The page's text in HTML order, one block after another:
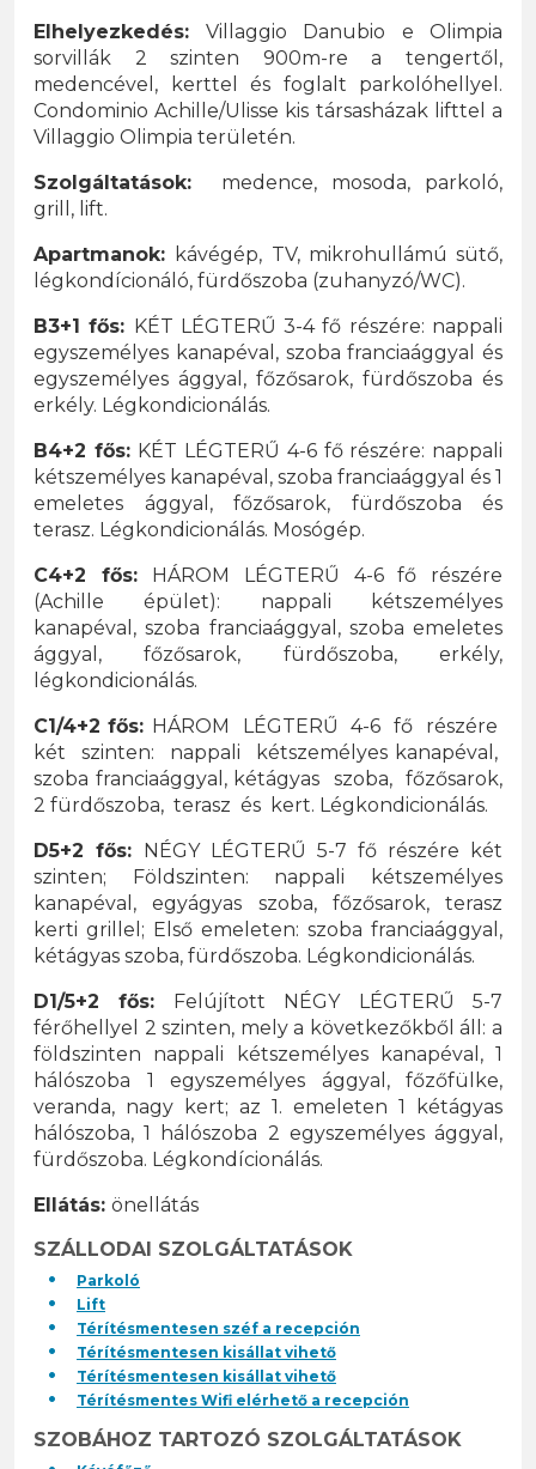
Elhelyezkedés: Villaggio Danubio e Olimpia
sorvillák 2 szinten 900m-re a tengertől,
medencével, kerttel és foglalt parkolóhellyel.
Condominio Achille/Ulisse kis társasházak lifttel a
Villaggio Olimpia területén.
Szolgáltatások:
medence, mosoda, parkoló,
grill, lift.
Apartmanok: kávégép, TV, mikrohullámú sütő,
légkondícionáló, fürdőszoba (zuhanyzó/WC).
B3+1 fős: KÉT LÉGTERŰ 3-4 fő részére: nappali
egyszemélyes kanapéval, szoba franciaággyal és
egyszemélyes ággyal, főzősarok, fürdőszoba és
erkély. Légkondicionálás.
B4+2 fős: KÉT LÉGTERŰ 4-6 fő részére: nappali
kétszemélyes kanapéval, szoba franciaággyal és 1
emeletes ággyal, főzősarok, fürdőszoba és
terasz. Légkondicionálás. Mosógép.
C4+2 fős: HÁROM LÉGTERŰ 4-6 fő részére
(Achille épület): nappali kétszemélyes
kanapéval, szoba franciaággyal, szoba emeletes
ággyal, főzősarok, fürdőszoba, erkély,
légkondicionálás.
C1/4+2 fős: HÁROM LÉGTERŰ 4-6 fő részére
két szinten: nappali kétszemélyes kanapéval,
szoba franciaággyal, kétágyas szoba, főzősarok,
2 fürdőszoba, terasz és kert. Légkondicionálás.
D5+2 fős: NÉGY LÉGTERŰ 5-7 fő részére két
szinten; Földszinten: nappali kétszemélyes
kanapéval, egyágyas szoba, főzősarok, terasz
kerti grillel; Első emeleten: szoba franciaággyal,
kétágyas szoba, fürdőszoba. Légkondicionálás.
D1/5+2 fős: Felújított NÉGY LÉGTERŰ 5-7
férőhellyel 2 szinten, mely a következőkből áll: a
földszinten nappali kétszemélyes kanapéval, 1
hálószoba 1 egyszemélyes ággyal, főzőfülke,
veranda, nagy kert; az 1. emeleten 1 kétágyas
hálószoba, 1 hálószoba 2 egyszemélyes ággyal,
fürdőszoba. Légkondícionálás.
Ellátás: önellátás
SZÁLLODAI SZOLGÁLTATÁSOK
Parkoló
Lift
Térítésmentesen széf a recepción
Térítésmentesen kisállat vihető
Térítésmentesen kisállat vihető
Térítésmentes Wifi elérhető a recepción
SZOBÁHOZ TARTOZÓ SZOLGÁLTATÁSOK